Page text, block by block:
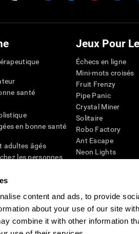
content and ads, to provide
about your use of our site
combine it with other information
santé
en bonne santé
adultes âgés
les personnes
Jeux Pour
Échecs en ligne
Mini-mots croisés
Fruit Frenzy
Pipe Panic
Crystal Miner
Solitaire
Robo Factory
Ant Escape
Neon Lights
Space Rescue
Chaos
Course de billes